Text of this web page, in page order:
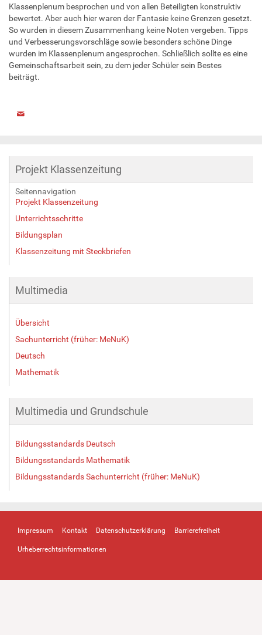
Klassenplenum besprochen und von allen Beteiligten konstruktiv
bewertet. Aber auch hier waren der Fantasie keine Grenzen gesetzt.
So wurden in diesem Zusammenhang keine Noten vergeben. Tipps
und Verbesserungsvorschläge sowie besonders schöne Dinge
wurden im Klassenplenum angesprochen. Schließlich sollte es eine
Gemeinschaftsarbeit sein, zu dem jeder Schüler sein Bestes
beiträgt.
Projekt Klassenzeitung
Seitennavigation
Projekt Klassenzeitung
Unterrichtsschritte
Bildungsplan
Klassenzeitung mit Steckbriefen
Multimedia
Übersicht
Sachunterricht (früher: MeNuK)
Deutsch
Mathematik
Multimedia und Grundschule
Bildungsstandards Deutsch
Bildungsstandards Mathematik
Bildungsstandards Sachunterricht (früher: MeNuK)
Impressum Kontakt Datenschutzerklärung Barrierefreiheit
Urheberrechtsinformationen